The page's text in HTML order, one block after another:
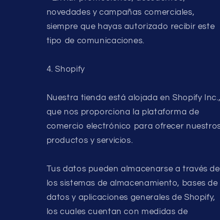
novedades y campañas comerciales,
siempre que hayas autorizado recibir este
tipo de comunicaciones.
4. Shopify
Nuestra tienda está alojada en Shopify
que nos proporciona la plataforma de
comercio electrónico para ofrecer
productos y servicios.
Tus datos pueden almacenarse a través de
los sistemas de almacenamiento, bases de
datos y aplicaciones generales de Shopify,
los cuales cuentan con medidas de